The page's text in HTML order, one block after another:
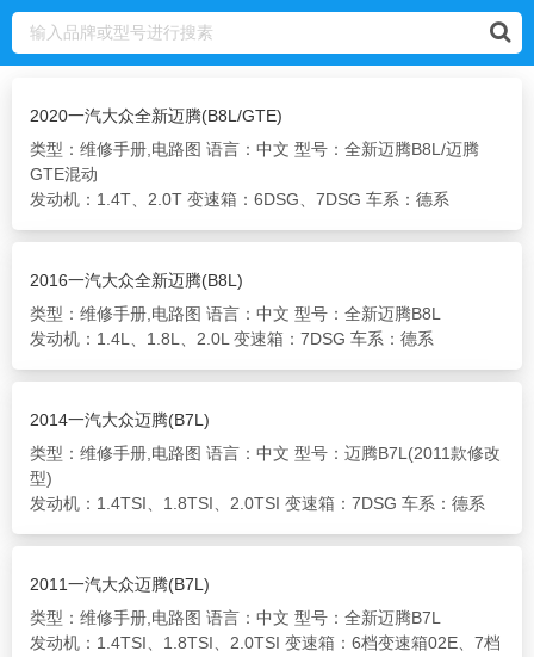
2020一汽大众全新迈腾(B8L/GTE)
类型：维修手册,电路图 语言：中文 型号：全新迈腾B8L/迈腾
GTE混动
发动机：1.4T、2.0T 变速箱：6DSG、7DSG 车系：德系
2016一汽大众全新迈腾(B8L)
类型：维修手册,电路图 语言：中文 型号：全新迈腾B8L
发动机：1.4L、1.8L、2.0L 变速箱：7DSG 车系：德系
2014一汽大众迈腾(B7L)
类型：维修手册,电路图 语言：中文 型号：迈腾B7L(2011款修改
型)
发动机：1.4TSI、1.8TSI、2.0TSI 变速箱：7DSG 车系：德系
2011一汽大众迈腾(B7L)
类型：维修手册,电路图 语言：中文 型号：全新迈腾B7L
发动机：1.4TSI、1.8TSI、2.0TSI 变速箱：6档变速箱02E、7档